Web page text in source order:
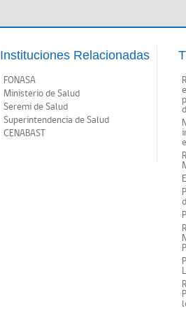
Instituciones Relacionadas
FONASA
Ministerio de Salud
Seremi de Salud
Superintendencia de Salud
CENABAST